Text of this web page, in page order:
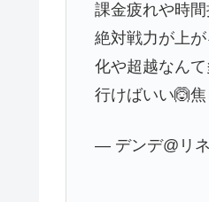
課金疲れや時
絶対戦力が上
化や超越なん
行けばいい🙆焦
— デンデ@リ